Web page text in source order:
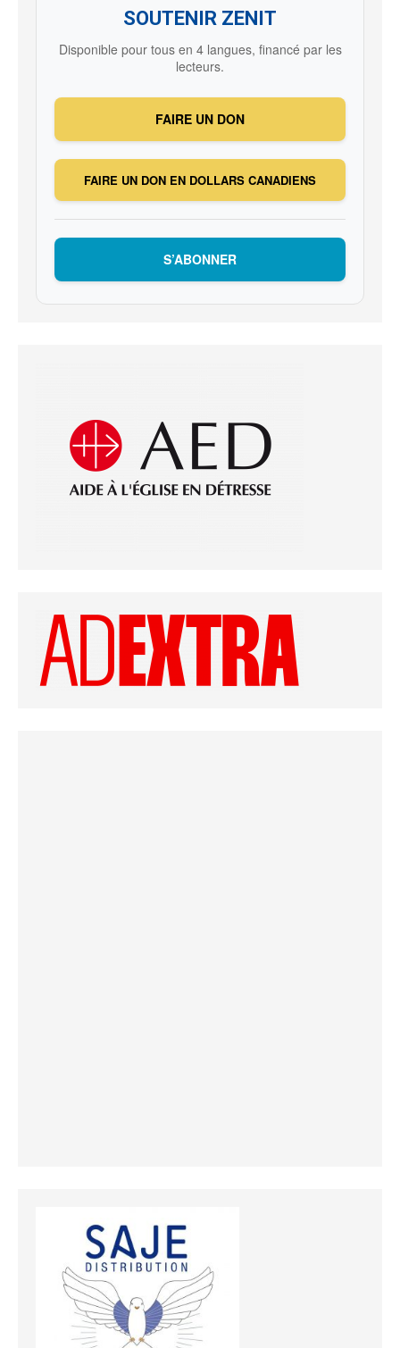
SOUTENIR ZENIT
Disponible pour tous en 4 langues, financé par les
lecteurs.
FAIRE UN DON
FAIRE UN DON EN DOLLARS CANADIENS
S’ABONNER